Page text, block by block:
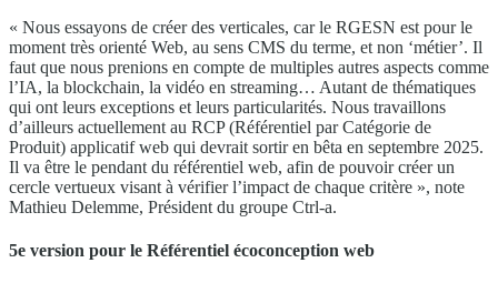
« Nous essayons de créer des verticales, car le RGESN est pour le
moment très orienté Web, au sens CMS du terme, et non ‘métier’. Il
faut que nous prenions en compte de multiples autres aspects comme
l’IA, la blockchain, la vidéo en streaming… Autant de thématiques
qui ont leurs exceptions et leurs particularités. Nous travaillons
d’ailleurs actuellement au RCP (Référentiel par Catégorie de
Produit) applicatif web qui devrait sortir en bêta en septembre 2025.
Il va être le pendant du référentiel web, afin de pouvoir créer un
cercle vertueux visant à vérifier l’impact de chaque critère », note
Mathieu Delemme, Président du groupe Ctrl-a.
5e version pour le Référentiel écoconception web